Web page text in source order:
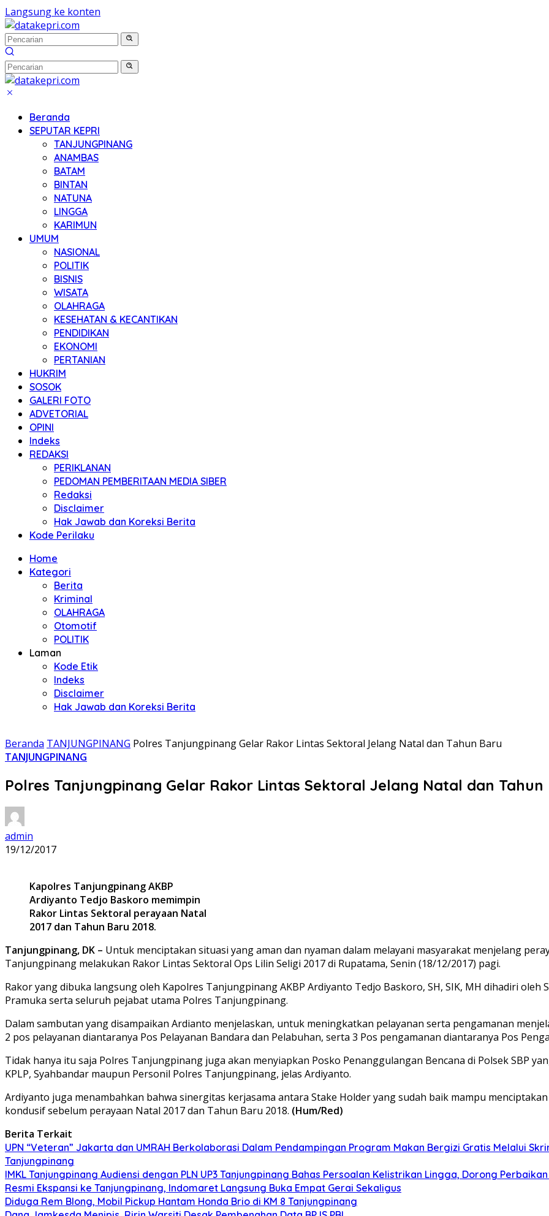
Langsung ke konten
Beranda
SEPUTAR KEPRI
TANJUNGPINANG
ANAMBAS
BATAM
BINTAN
NATUNA
LINGGA
KARIMUN
UMUM
NASIONAL
POLITIK
BISNIS
WISATA
OLAHRAGA
KESEHATAN & KECANTIKAN
PENDIDIKAN
EKONOMI
PERTANIAN
HUKRIM
SOSOK
GALERI FOTO
ADVETORIAL
OPINI
Indeks
REDAKSI
PERIKLANAN
PEDOMAN PEMBERITAAN MEDIA SIBER
Redaksi
Disclaimer
Hak Jawab dan Koreksi Berita
Kode Perilaku
Home
Kategori
Berita
Kriminal
OLAHRAGA
Otomotif
POLITIK
Laman
Kode Etik
Indeks
Disclaimer
Hak Jawab dan Koreksi Berita
Beranda TANJUNGPINANG Polres Tanjungpinang Gelar Rakor Lintas Sektoral Jelang Natal dan Tahun Baru
TANJUNGPINANG
Polres Tanjungpinang Gelar Rakor Lintas Sektoral Jelang Natal dan Tahun
admin
19/12/2017
Kapolres Tanjungpinang AKBP
Ardiyanto Tedjo Baskoro memimpin
Rakor Lintas Sektoral perayaan Natal
2017 dan Tahun Baru 2018.
Tanjungpinang, DK – Untuk menciptakan situasi yang aman dan nyaman dalam melayani masyarakat menjelang
Tanjungpinang melakukan Rakor Lintas Sektoral Ops Lilin Seligi 2017 di Rupatama, Senin (18/12/2017) pagi.
Rakor yang dibuka langsung oleh Kapolres Tanjungpinang AKBP Ardiyanto Tedjo Baskoro, SH, SIK, MH dihadiri oleh
Pramuka serta seluruh pejabat utama Polres Tanjungpinang.
Dalam sambutan yang disampaikan Ardianto menjelaskan, untuk meningkatkan pelayanan serta pengamanan
2 pos pelayanan diantaranya Pos Pelayanan Bandara dan Pelabuhan, serta 3 Pos pengamanan diantaranya Pos
Tidak hanya itu saja Polres Tanjungpinang juga akan menyiapkan Posko Penanggulangan Bencana di Polsek SBP
KPLP, Syahbandar maupun Personil Polres Tanjungpinang, jelas Ardiyanto.
Ardiyanto juga menambahkan bahwa sinergitas kerjasama antara Stake Holder yang sudah baik mampu
kondusif sebelum perayaan Natal 2017 dan Tahun Baru 2018. (Hum/Red)
Berita Terkait
UPN “Veteran” Jakarta dan UMRAH Berkolaborasi Dalam Pendampingan Program Makan Bergizi Gratis Melalui
Tanjungpinang
IMKL Tanjungpinang Audiensi dengan PLN UP3 Tanjungpinang Bahas Persoalan Kelistrikan Lingga, Dorong
Resmi Ekspansi ke Tanjungpinang, Indomaret Langsung Buka Empat Gerai Sekaligus
Diduga Rem Blong, Mobil Pickup Hantam Honda Brio di KM 8 Tanjungpinang